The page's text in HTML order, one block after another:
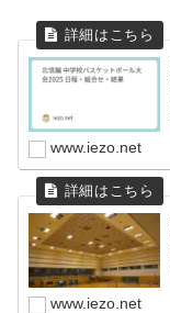
www.iezo.net
www.iezo.net